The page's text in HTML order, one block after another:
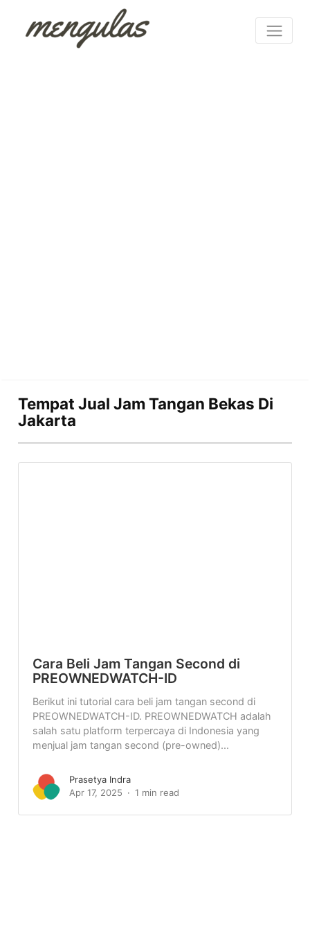
Tempat Jual Jam Tangan Bekas Di
Jakarta
Cara Beli Jam Tangan Second di
PREOWNEDWATCH-ID
Berikut ini tutorial cara beli jam tangan second di
PREOWNEDWATCH-ID. PREOWNEDWATCH adalah
salah satu platform terpercaya di Indonesia yang
menjual jam tangan second (pre-owned)...
Prasetya Indra
Apr 17, 2025
1 min read